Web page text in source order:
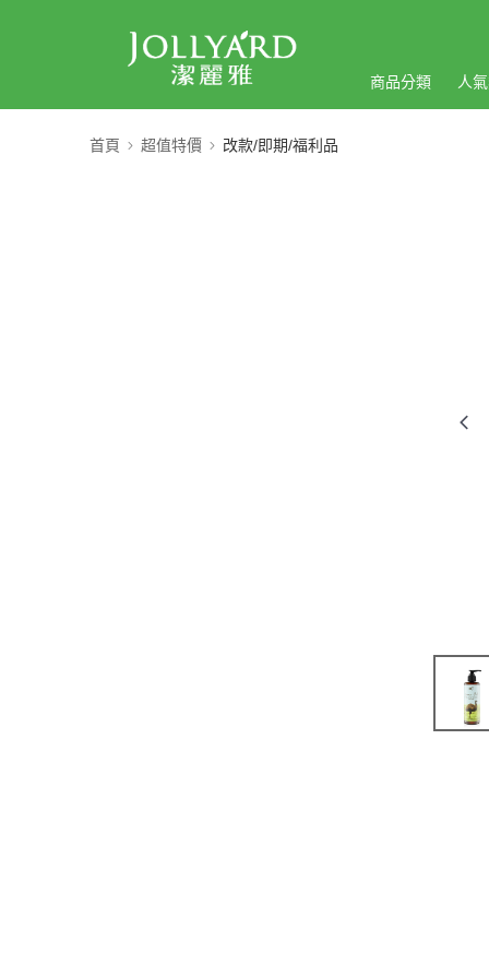
商品分類 人
首頁 超值特價 改款/即期/福利品